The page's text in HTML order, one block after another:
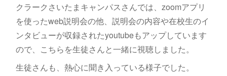
クラークさいたまキャンパスさんでは、zoomアプリ
を使ったweb説明会の他、説明会の内容や在校生のイ
ンタビューが収録されたyoutubeもアップしています
ので、こちらを生徒さんと一緒に視聴しました。
生徒さんも、熱心に聞き入っている様子でした。